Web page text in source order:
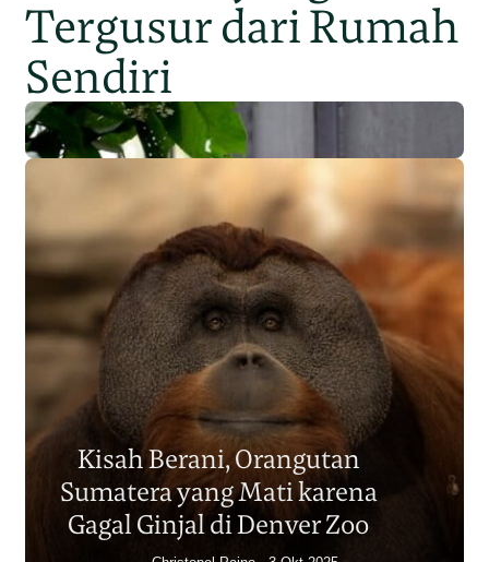
Tergusur dari Rumah
Sendiri
Populasi Orangutan
Sumatera Berkurang 2.700
Individu dalam Satu Dekade?
Junaidi Hanafiah 14 Jul 2026
Kisah Berani, Orangutan
Sumatera yang Mati karena
Gagal Ginjal di Denver Zoo